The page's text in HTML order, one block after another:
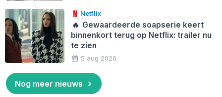
Netflix
🔥 Gewaardeerde soapserie keert
binnenkort terug op Netflix: trailer nu
te zien
5 aug 2026
Nog meer nieuws